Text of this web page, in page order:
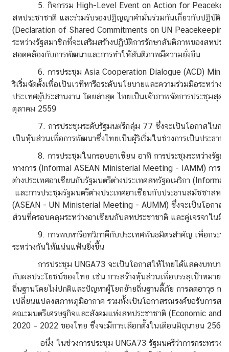
ว
ส
า
ร
กิ
จ
ก
ร
ม
ติ
ด
ต่
อ
5. กิจกรรม High-Level Event on Action for
สหประชาชาติ และร่วมรับรองปฏิญญาคำมั่นร่วมกันเกี่ยวกับปฏิบัติก
(Declaration of Shared Commitments on UN
ระหว่างรัฐสมาชิกที่จะเสริมสร้างปฏิบัติการรักษาสันติภาพของสหป
สอดคล้องกับการพัฒนาและการทำให้สันติภาพมีความยั่งยืน
6. การประชุม Asia Cooperation Dialogue (ACD)
ริเริ่มจัดตั้งเพื่อเป็นเวทีหารือระดับนโยบายและความร่วมมือระหว่า
ประเทศผู้ประสานงาน โดยล่าสุด ไทยเป็นเจ้าภาพจัดการประชุมสุด
ตุลาคม 2559
7. การประชุมระดับรัฐมนตรีกลุ่ม 77 ซึ่งจะเป็นโอกาสในการ
เป็นหุ้นส่วนเพื่อการพัฒนาซึ่งไทยเป็นผู้ริเริ่มในช่วงการเป็นประธา
8. การประชุมในกรอบอาเซียน อาทิ การประชุมระหว่างรัฐมนต
ทางการ (Informal ASEAN Ministerial Meeting - IAMM) การปร
ต่างประเทศอาเซียนกับรัฐมนตรีต่างประเทศสหรัฐอเมริกา
และการประชุมรัฐมนตรีต่างประเทศอาเซียนกับประธานสมัชชาสหป
(ASEAN - UN Ministerial Meeting - AUMM) ซึ่งจะเป็นโอกาส
ส่วนที่ครอบคลุมระหว่างอาเซียนกับสหประชาชาติ และคู่เจรจาในมิ
9. การพบหารือทวิภาคีกับประเทศพันธมิตรสำคัญ เพื่อกระชับ
ระหว่างกันให้แน่นแฟ้นยิ่งขึ้น
การประชุม UNGA73 จะเป็นโอกาสให้ไทยได้แสดงบทบาทใ
กับผลประโยชน์ของไทย เช่น การสร้างหุ้นส่วนเพื่อบรรลุเป้าหมาย
ถิ่นฐานโดยไม่ปกติและปัญหาผู้โยกย้ายถิ่นฐานลี้ภัย การลดอาวุธ กา
เปลี่ยนแปลงสภาพภูมิอากาศ รวมทั้งเป็นโอกาสรณรงค์ขอรับการส
คณะมนตรีเศรษฐกิจและสังคมแห่งสหประชาชาติ (Economic and
2020 – 2022 ของไทย ซึ่งจะมีการเลือกตั้งในเดือนมิถุนายน 2562
อนึ่ง ในช่วงการประชุม UNGA73 รัฐมนตรีว่าการกระทรวงกา